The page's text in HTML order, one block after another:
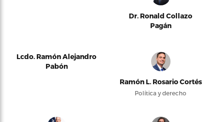
Dr. Ronald Collazo
Pagán
Lcdo. Ramón Alejandro
Pabón
Ramón L. Rosario Cortés
Política y derecho